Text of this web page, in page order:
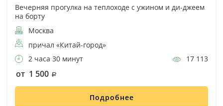
Вечерняя прогулка на теплоходе с ужином и ди-джеем
на борту
Москва
причал «Китай-город»
2 часа 30 минут
17 113
от 1 500
Подробнее